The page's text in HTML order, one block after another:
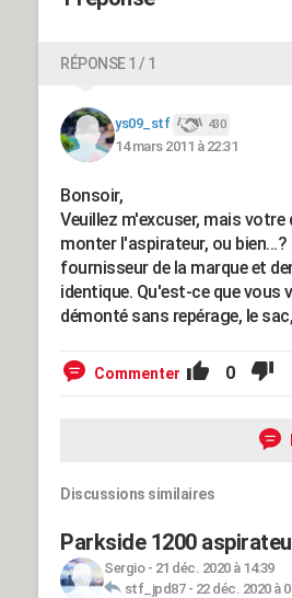
RÉPONSE 1 / 1
ys09_stf 430
14 mars 2011 à 22:31
Bonsoir,
Veuillez m'excuser, mais votre
monter l'aspirateur, ou
fournisseur de la marque et
identique. Qu'est-ce que vous
démonté sans repérage, le
Commenter 0
Discussions similaires
Parkside 1200
Sergio- 21 déc. 2020 à 14:39
stf_jpd87- 22 déc. 2020 à